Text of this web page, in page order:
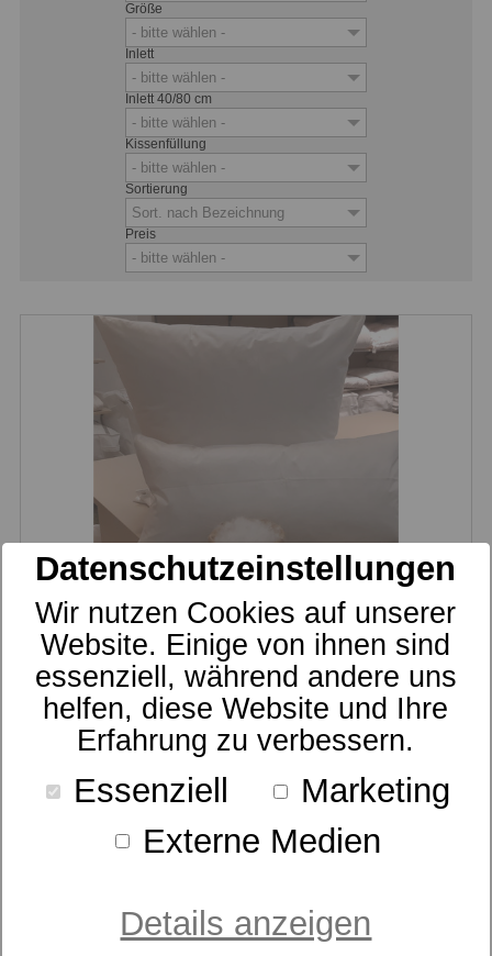
Größe
- bitte wählen -
Inlett
- bitte wählen -
Inlett 40/80 cm
- bitte wählen -
Kissenfüllung
- bitte wählen -
Sortierung
Sort. nach Bezeichnung
Preis
- bitte wählen -
Betten-Radtke
3-Kammer-Kissen
UVPab 69,95 €
Datenschutzeinstellungen
Wir nutzen Cookies auf unserer
Website. Einige von ihnen sind
essenziell, während andere uns
helfen, diese Website und Ihre
Erfahrung zu verbessern.
Essenziell
Marketing
Externe Medien
Details anzeigen